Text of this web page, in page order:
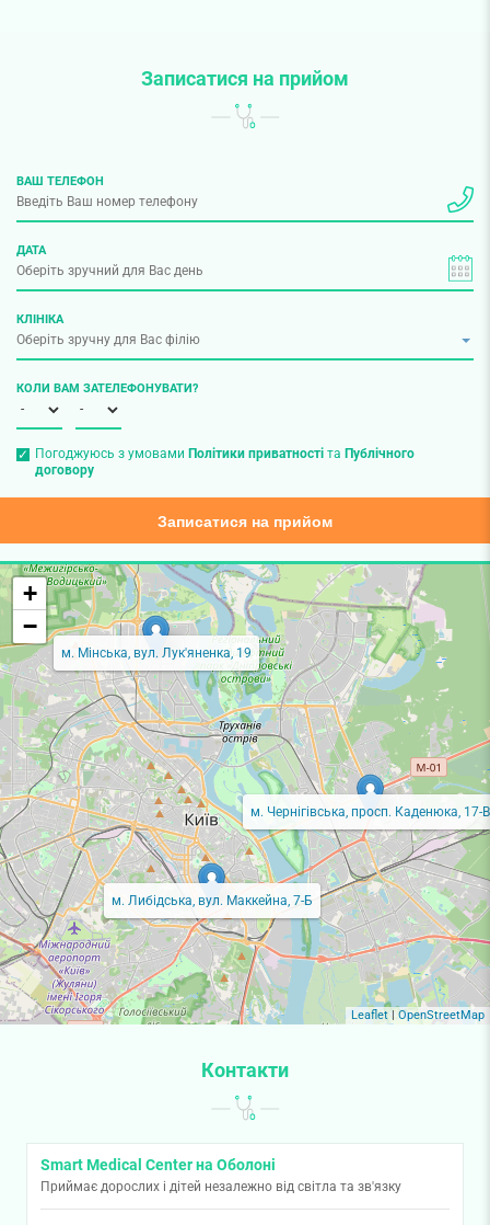
Записатися на прийом
ВАШ ТЕЛЕФОН
ДАТА
КЛІНІКА
КОЛИ ВАМ ЗАТЕЛЕФОНУВАТИ?
Погоджуюсь з умовами Політики приватностіта Публічного
договору
Записатися на прийом
м. Мінська, вул. Лук'яненка, 19
м. Либідська, вул. Маккейна, 7-Б
м. Чернігівська, просп. Каденюка, 17-В
+
−
Leaflet OpenStreetMap
Контакти
Smart Medical Center на Оболоні
Приймає дорослих і дітей незалежно від світла та зв'язку